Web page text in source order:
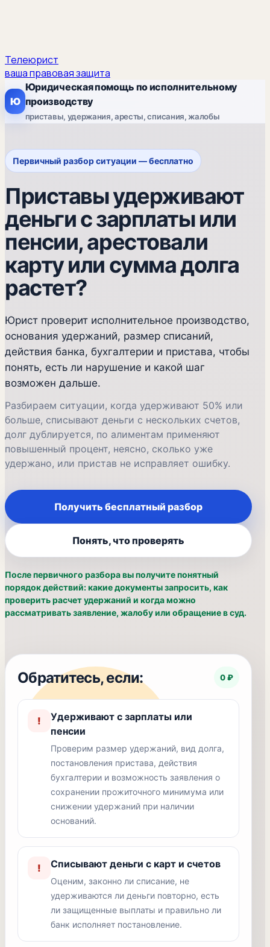
Телеюрист
ваша правовая защита
Ю
Юридическая помощь по исполнительному
производству
приставы, удержания, аресты, списания, жалобы
Первичный разбор ситуации — бесплатно
Приставы удерживают
деньги с зарплаты или
пенсии, арестовали
карту или сумма долга
растет?
Юрист проверит исполнительное производство,
основания удержаний, размер списаний,
действия банка, бухгалтерии и пристава, чтобы
понять, есть ли нарушение и какой шаг
возможен дальше.
Разбираем ситуации, когда удерживают 50% или
больше, списывают деньги с нескольких счетов,
долг дублируется, по алиментам применяют
повышенный процент, неясно, сколько уже
удержано, или пристав не исправляет ошибку.
Получить бесплатный разбор
Понять, что проверять
После первичного разбора вы получите понятный
порядок действий: какие документы запросить, как
проверить расчет удержаний и когда можно
рассматривать заявление, жалобу или обращение в суд.
Обратитесь, если: 0 ₽
!
Удерживают с зарплаты или
пенсии
Проверим размер удержаний, вид долга,
постановления пристава, действия
бухгалтерии и возможность заявления о
сохранении прожиточного минимума или
снижении удержаний при наличии
оснований.
! Списывают деньги с карт и счетов
Оценим, законно ли списание, не
удерживаются ли деньги повторно, есть
ли защищенные выплаты и правильно ли
банк исполняет постановление.